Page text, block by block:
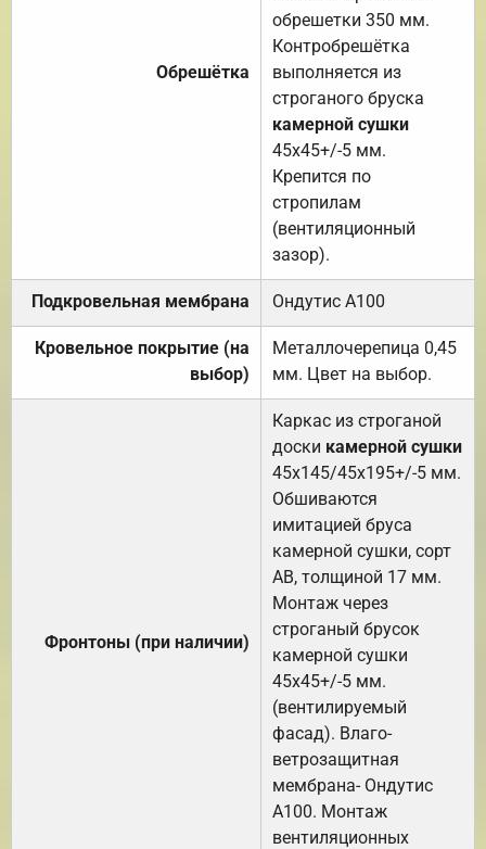
Обрешётка
обрешетки 350 мм.
Контробрешётка
выполняется из
строганого бруска
камерной сушки
45х45+/-5 мм.
Крепится по
стропилам
(вентиляционный
зазор).
Подкровельная мембрана Ондутис А100
Кровельное покрытие (на
выбор)
Металлочерепица 0,45
мм. Цвет на выбор.
Фронтоны (при наличии)
Каркас из строганой
доски камерной сушки
45х145/45х195+/-5 мм.
Обшиваются
имитацией бруса
камерной сушки, сорт
АВ, толщиной 17 мм.
Монтаж через
строганый брусок
камерной сушки
45х45+/-5 мм.
(вентилируемый
фасад). Влаго-
ветрозащитная
мембрана- Ондутис
А100. Монтаж
вентиляционных